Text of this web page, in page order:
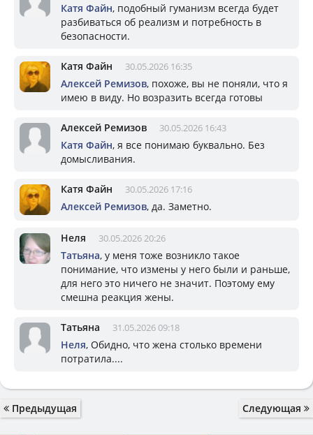
Катя Файн, подобный гуманизм всегда будет
разбиваться об реализм и потребность в
безопасности.
Катя Файн 30.05.2026 16:35
Алексей Ремизов, похоже, вы не поняли, что я
имею в виду. Но возразить всегда готовы
Алексей Ремизов 30.05.2026 16:43
Катя Файн, я все понимаю буквально. Без
домысливания.
Катя Файн 30.05.2026 17:16
Алексей Ремизов, да. Заметно.
Неля 30.05.2026 20:26
Татьяна, у меня тоже возникло такое
понимание, что измены у него были и раньше,
для него это ничего не значит. Поэтому ему
смешна реакция жены.
Татьяна 31.05.2026 09:18
Неля, Обидно, что жена столько времени
потратила....
Предыдущая Следующая